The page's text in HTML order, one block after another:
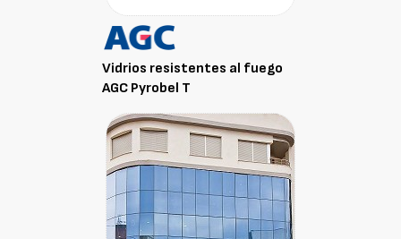
Vidrios resistentes al fuego
AGC Pyrobel T